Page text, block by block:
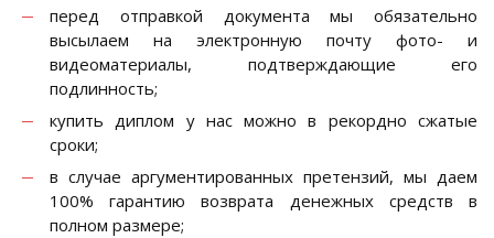
перед отправкой документа мы обязательно
высылаем на электронную почту фото- и
видеоматериалы, подтверждающие его
подлинность;
купить диплом у нас можно в рекордно сжатые
сроки;
в случае аргументированных претензий, мы даем
100% гарантию возврата денежных средств в
полном размере;